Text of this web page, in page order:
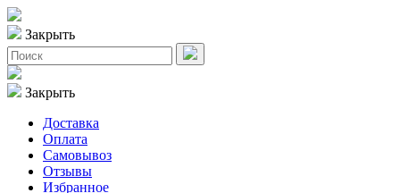
Закрыть
Закрыть
Доставка
Оплата
Самовывоз
Отзывы
Избранное